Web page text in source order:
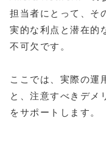
担当者にとって、そ
実的な利点と潜在的
不可欠です。
ここでは、実際の運
と、注意すべきデメ
をサポートします。